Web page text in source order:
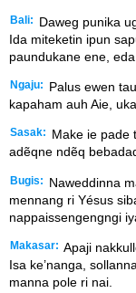
Bali:
Daweg punika
Ida miteketin ipun
paundukane ene,
Ngaju:
Palus ewen
kapaham auh Aie,
Sasak:
Make ie pade
adẽqne ndẽq
Bugis:
Naweddinna
mennang ri Yésus
nappaissengengngi
Makasar: Apaji
Isa ke’nanga,
manna pole ri nai.